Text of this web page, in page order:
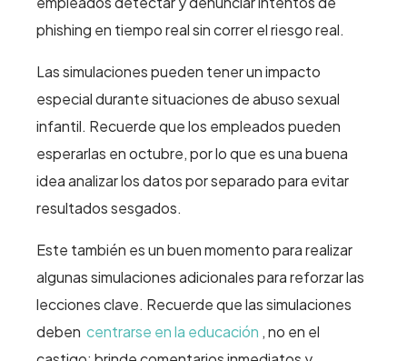
phishing en tiempo real sin correr el riesgo real.
Las simulaciones pueden tener un impacto
especial durante situaciones de abuso sexual
infantil. Recuerde que los empleados pueden
esperarlas en octubre, por lo que es una buena
idea analizar los datos por separado para evitar
resultados sesgados.
Este también es un buen momento para realizar
algunas simulaciones adicionales para reforzar las
lecciones clave. Recuerde que las simulaciones
deben centrarse en la educación , no en el